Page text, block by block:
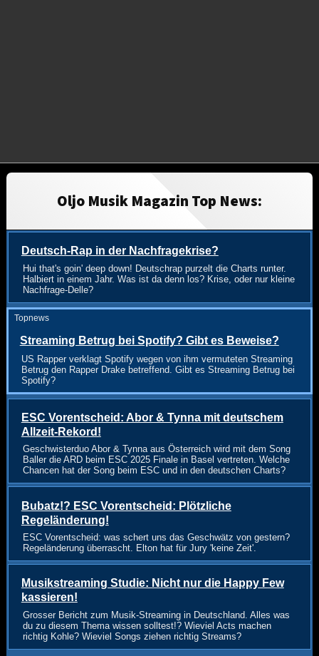
Oljo Musik Magazin Top News:
Deutsch-Rap in der Nachfragekrise?
Hui that's goin' deep down! Deutschrap purzelt die Charts runter.
Halbiert in einem Jahr. Was ist da denn los? Krise, oder nur kleine
Nachfrage-Delle?
Topnews
Streaming Betrug bei Spotify? Gibt es Beweise?
US Rapper verklagt Spotify wegen von ihm vermuteten Streaming
Betrug den Rapper Drake betreffend. Gibt es Streaming Betrug bei
Spotify?
ESC Vorentscheid: Abor & Tynna mit deutschem
Allzeit-Rekord!
Geschwisterduo Abor & Tynna aus Österreich wird mit dem Song
Baller die ARD beim ESC 2025 Finale in Basel vertreten. Welche
Chancen hat der Song beim ESC und in den deutschen Charts?
Bubatz!? ESC Vorentscheid: Plötzliche
Regeländerung!
ESC Vorentscheid: was schert uns das Geschwätz von gestern?
Regeländerung überrascht. Elton hat für Jury 'keine Zeit'.
Musikstreaming Studie: Nicht nur die Happy Few
kassieren!
Grosser Bericht zum Musik-Streaming in Deutschland. Alles was
du zu diesem Thema wissen solltest!? Wieviel Acts machen
richtig Kohle? Wieviel Songs ziehen richtig Streams?